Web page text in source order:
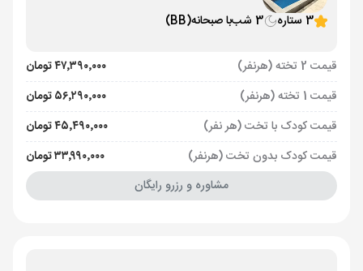
3 ستاره
3 شب با صبحانه(BB)
قیمت 2 تخته (هرنفر)
۴۷٬۳۹۰٬۰۰۰ تومان
قیمت 1 تخته (هرنفر)
۵۶٬۲۹۰٬۰۰۰ تومان
قیمت کودک با تخت (هر نفر)
۴۵٬۴۹۰٬۰۰۰ تومان
قیمت کودک بدون تخت (هرنفر)
۳۳٬۹۹۰٬۰۰۰ تومان
مشاوره و رزرو رایگان